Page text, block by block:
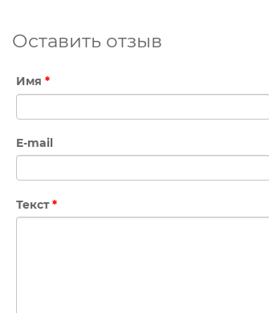
Оставить отзыв
Имя*
E-mail
Текст*